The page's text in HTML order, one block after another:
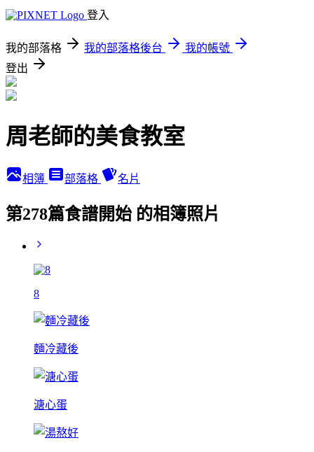
登入
我的部落格 我的部落格後台
我的帳號
登出
周老師的美食教室
相簿 部落格 名片
第278篇食譜開始 的相簿照片
8
麵冷藏後
溏心蛋